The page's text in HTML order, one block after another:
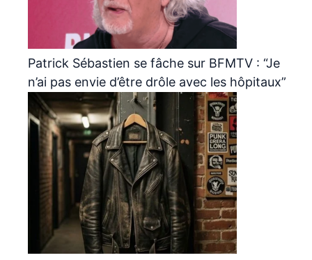
Patrick Sébastien se fâche sur BFMTV : “Je
n’ai pas envie d’être drôle avec les hôpitaux”